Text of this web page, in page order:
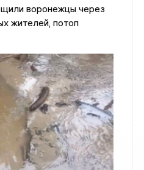
воронежцы через
жителей, потоп